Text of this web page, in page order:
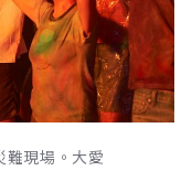
難現場。大愛